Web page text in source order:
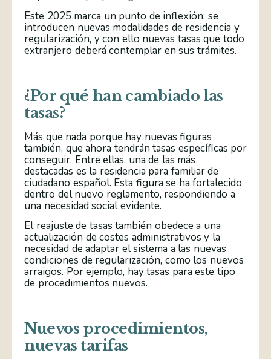
Este 2025 marca un punto de inflexión: se
introducen nuevas modalidades de residencia y
regularización, y con ello nuevas tasas que todo
extranjero deberá contemplar en sus trámites.
¿Por qué han cambiado las
tasas?
Más que nada porque hay nuevas figuras
también, que ahora tendrán tasas específicas por
conseguir. Entre ellas, una de las más
destacadas es la residencia para familiar de
ciudadano español. Esta figura se ha fortalecido
dentro del nuevo reglamento, respondiendo a
una necesidad social evidente.
El reajuste de tasas también obedece a una
actualización de costes administrativos y la
necesidad de adaptar el sistema a las nuevas
condiciones de regularización, como los nuevos
arraigos. Por ejemplo, hay tasas para este tipo
de procedimientos nuevos.
Nuevos procedimientos,
nuevas tarifas